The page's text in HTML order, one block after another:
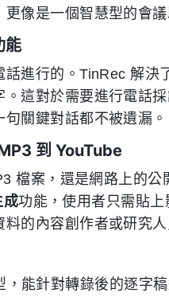
像是一個智慧型的會
能
進行的。TinRec 解決
這對於需要進行電話
關鍵對話都不被遺漏。
到 YouTube
檔案，還是網路上的
成功能，使用者只需貼
的內容創作者或研究
能針對轉錄後的逐字